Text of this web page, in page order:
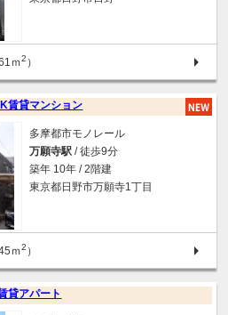
ｍ2 ）
賃貸マンション
多摩都市モノレール
万願寺駅 / 徒歩9分
築年 10年 / 2階建
東京都日野市万願寺1丁目
ｍ2 ）
貸アパート